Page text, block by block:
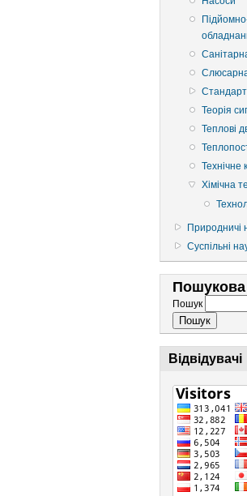
Теорія
Теплові
Технічне
Хімічна
Природничі
Суспільні
Пошук
Відвідувачі